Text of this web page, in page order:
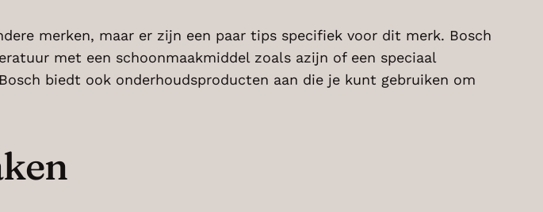
merken, maar er zijn een paar tips specifiek voor dit merk. Bosch
met een schoonmaakmiddel zoals azijn of een speciaal
biedt ook onderhoudsproducten aan die je kunt gebruiken om